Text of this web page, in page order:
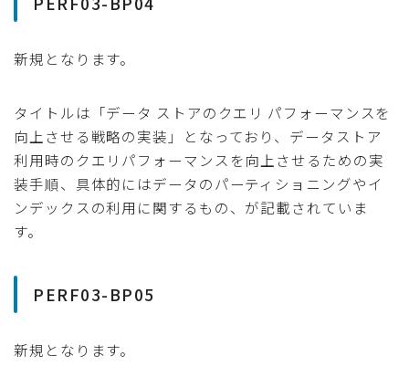
新規となります。
タイトルは「データ ストアのクエリ パフォーマンスを
向上させる戦略の実装」となっており、データストア
利用時のクエリパフォーマンスを向上させるための実
装手順、具体的にはデータのパーティショニングやイ
ンデックスの利用に関するもの、が記載されていま
す。
PERF03-BP05
新規となります。